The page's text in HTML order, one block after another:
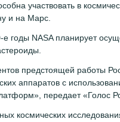
участвовать в
и на Марс.
годы NASA планирует
предстоящей работы
аппаратов с
передает «Голос
космических